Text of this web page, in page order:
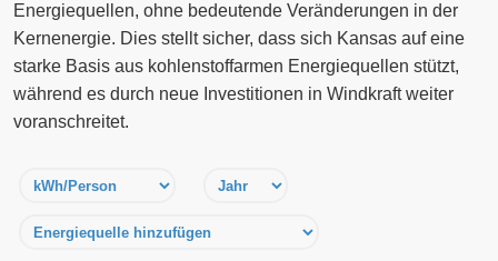
Energiequellen, ohne bedeutende Veränderungen in der
Kernenergie. Dies stellt sicher, dass sich Kansas auf eine
starke Basis aus kohlenstoffarmen Energiequellen stützt,
während es durch neue Investitionen in Windkraft weiter
voranschreitet.